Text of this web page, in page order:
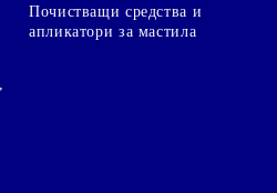
Почистващи средства и
апликатори за мастила